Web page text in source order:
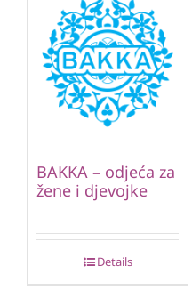
BAKKA – odjeća za
žene i djevojke
Details